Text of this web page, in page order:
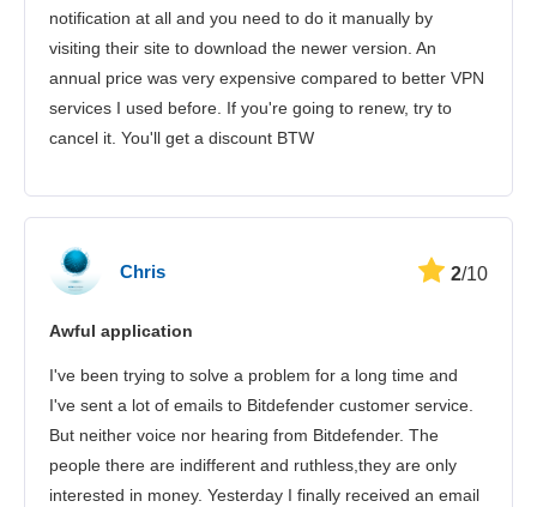
notification at all and you need to do it manually by
visiting their site to download the newer version. An
annual price was very expensive compared to better VPN
services I used before. If you're going to renew, try to
cancel it. You'll get a discount BTW
Chris 2/10
Awful application
I've been trying to solve a problem for a long time and
I've sent a lot of emails to Bitdefender customer service.
But neither voice nor hearing from Bitdefender. The
people there are indifferent and ruthless,they are only
interested in money. Yesterday I finally received an email